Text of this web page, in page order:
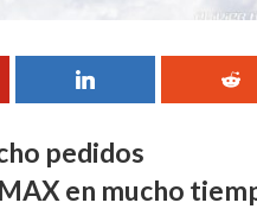
pedidos
en mucho